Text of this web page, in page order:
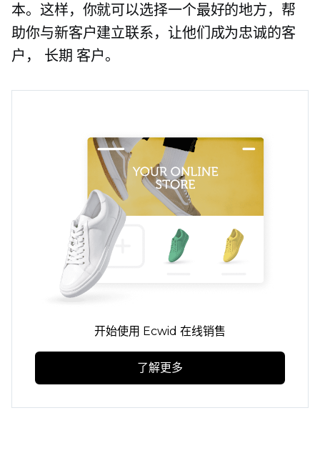
本。这样，你就可以选择一个最好的地方，帮
助你与新客户建立联系，让他们成为忠诚的客
户， 长期 客户。
开始使用 Ecwid 在线销售
了解更多